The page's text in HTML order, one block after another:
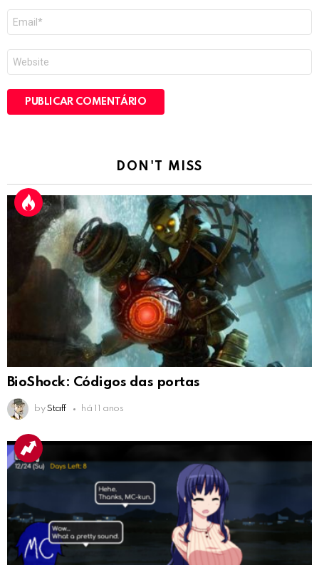
mail
*
DON'T MISS
BioShock: Códigos das portas
by Staff há 11 anos